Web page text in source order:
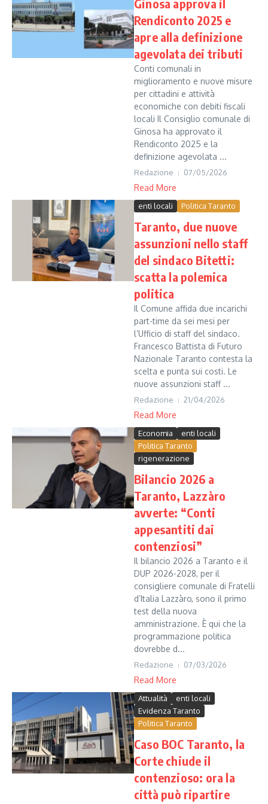
Ginosa approva il
Rendiconto 2025 e
apre alla definizione
agevolata dei tributi
Conti comunali in
miglioramento e nuove misure
per cittadini e attività
economiche con debiti fiscali
locali Il Consiglio comunale di
Ginosa ha approvato il
Rendiconto 2025 e la
definizione agevolata ...
Redazione 07/05/2026
Read More
enti locali Politica Taranto
Taranto, due nuove
assunzioni nello staff
del sindaco Bitetti:
scatta la polemica
politica
Il Comune affida due incarichi
part-time da sei mesi per
l’Ufficio di staff del sindaco.
Francesco Battista di Futuro
Nazionale Taranto contesta la
scelta e punta sui costi. Le
nuove assunzioni staff ...
Redazione 21/04/2026
Read More
Economia
enti locali
Politica Taranto
rigenerazione
Bilancio 2026 a
Taranto, Lazzàro
avverte: “Conti
appesantiti dai
contenziosi”
Il bilancio 2026 a Taranto e il
DUP 2026-2028, per il
consigliere comunale di Fratelli
d’Italia Lazzàro, sono il primo
test della nuova
amministrazione. È qui che la
programmazione politica
dovrebbe d...
Redazione 07/03/2026
Read More
Attualità
enti locali
Evidenza Taranto
Politica Taranto
Caso BOC Taranto, la
Corte chiude il
contenzioso: ora la
città può ripartire